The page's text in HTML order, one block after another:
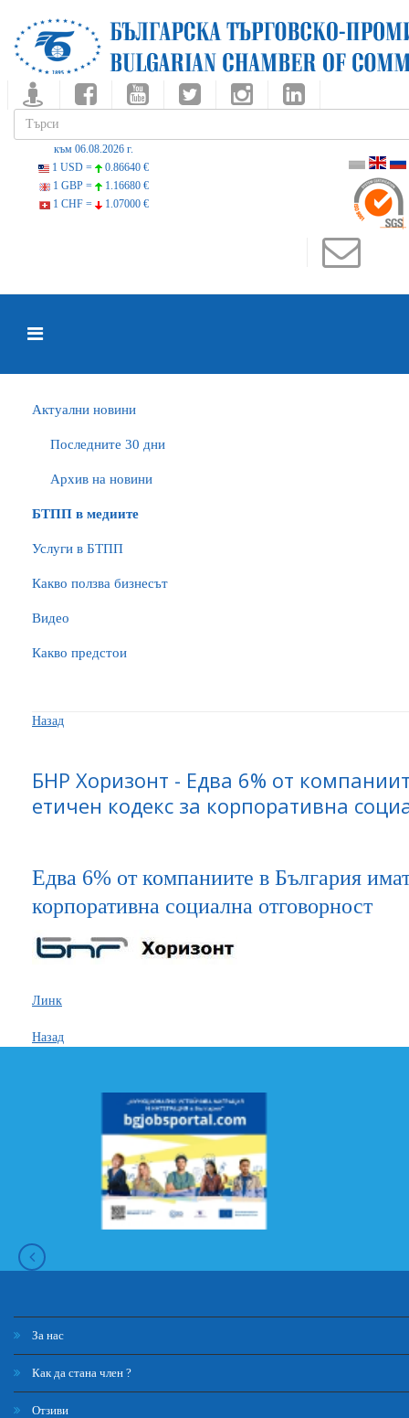
към 06.08.2026 г.
1 USD =
0.86640 €
1 GBP =
1.16680 €
1 CHF =
1.07000 €
Актуални новини
Последните 30 дни
Архив на новини
БTПП в медиите
Услуги в БТПП
Какво ползва бизнесът
Видео
Какво предстои
Назад
БНР Хоризонт - Едва 6% от
етичен кодекс за корпоративна
Едва 6% от компаниите в България
корпоративна социална отговорност
Линк
Назад
За нас
Как да стана член ?
Отзиви